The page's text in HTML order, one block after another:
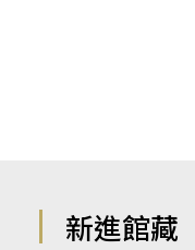
新進館藏